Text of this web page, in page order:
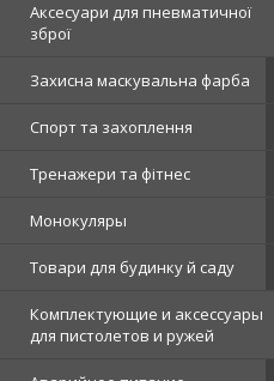
Аксесуари для пневматичної
зброї
Захисна маскувальна фарба
Спорт та захоплення
Тренажери та фітнес
Монокуляры
Товари для будинку й саду
Комплектующие и аксессуары
для пистолетов и ружей